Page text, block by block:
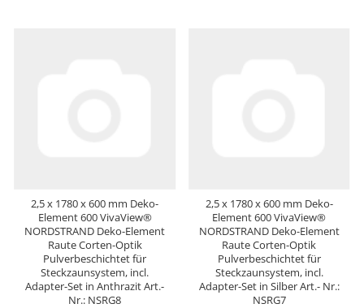
2,5 x 1780 x 600 mm Deko-
Element 600 VivaView®
NORDSTRAND Deko-Element
Raute Corten-Optik
Pulverbeschichtet für
Steckzaunsystem, incl.
Adapter-Set in Anthrazit Art.-
Nr.: NSRG8
2,5 x 1780 x 600 mm Deko-
Element 600 VivaView®
NORDSTRAND Deko-Element
Raute Corten-Optik
Pulverbeschichtet für
Steckzaunsystem, incl.
Adapter-Set in Silber Art.- Nr.:
NSRG7